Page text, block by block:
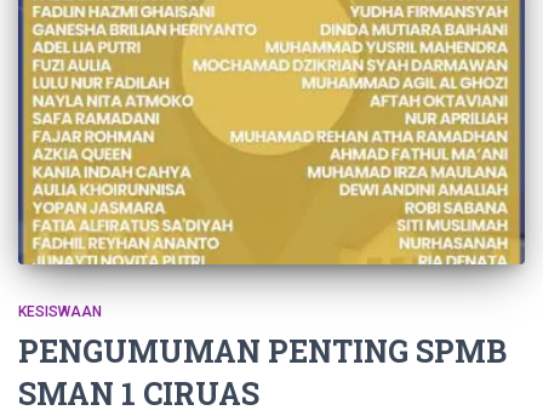
KESISWAAN
PENGUMUMAN PENTING SPMB
SMAN 1 CIRUAS